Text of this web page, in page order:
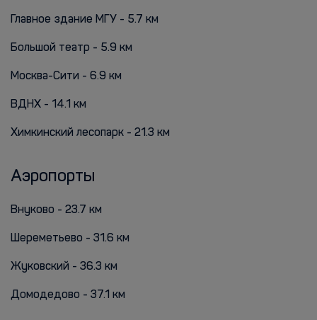
Главное здание МГУ - 5.7 км
Большой театр - 5.9 км
Москва-Сити - 6.9 км
ВДНХ - 14.1 км
Химкинский лесопарк - 21.3 км
Аэропорты
Внуково - 23.7 км
Шереметьево - 31.6 км
Жуковский - 36.3 км
Домодедово - 37.1 км